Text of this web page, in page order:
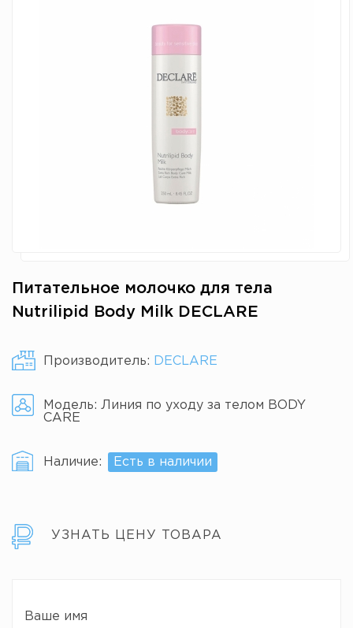
Питательное молочко для тела
Nutrilipid Body Milk DECLARE
Производитель: DECLARE
Модель: Линия по уходу за телом BODY
CARE
Наличие: Есть в наличии
УЗНАТЬ ЦЕНУ ТОВАРА
Ваше имя